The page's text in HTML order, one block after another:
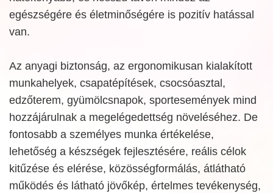
egészségére és életminőségére is pozitív hatással
van.
Az anyagi biztonság, az ergonomikusan kialakított
munkahelyek, csapatépítések, csocsóasztal,
edzőterem, gyümölcsnapok, sportesemények mind
hozzájárulnak a megelégedettség növeléséhez. De
fontosabb a személyes munka értékelése,
lehetőség a készségek fejlesztésére, reális célok
kitűzése és elérése, közösségformálás, átlátható
működés és látható jövőkép, értelmes tevékenység,